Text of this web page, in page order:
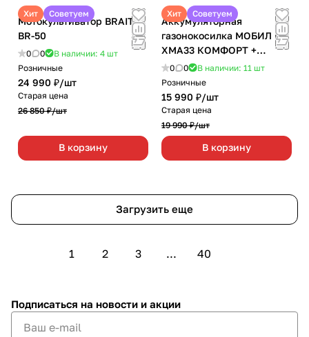
Хит Советуем
Мотокультиватор BRAIT
BR-50
0 0 В наличии: 4 шт
Розничные
24 990 ₽/шт
Старая цена
26 850 ₽/шт
В корзину
Хит Советуем
Аккумуляторная
газонокосилка МОБИЛ К
ХМА33 КОМФОРТ +
триммер ХТА25 КОМФОРТ
0 0 В наличии: 11 шт
Розничные
15 990 ₽/шт
Старая цена
19 990 ₽/шт
В корзину
Загрузить еще
1 2 3 ... 40
Подписаться на новости и акции